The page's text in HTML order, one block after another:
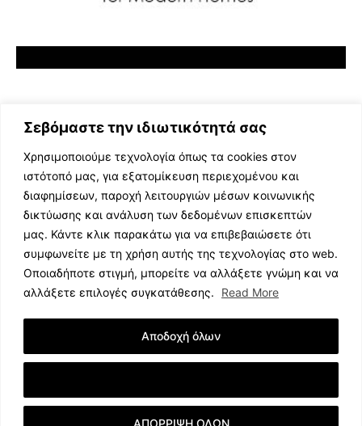
Σεβόμαστε την ιδιωτικότητά σας
Χρησιμοποιούμε τεχνολογία όπως τα cookies στον
ιστότοπό μας, για εξατομίκευση περιεχομένου και
διαφημίσεων, παροχή λειτουργιών μέσων κοινωνικής
δικτύωσης και ανάλυση των δεδομένων επισκεπτών
μας. Κάντε κλικ παρακάτω για να επιβεβαιώσετε ότι
συμφωνείτε με τη χρήση αυτής της τεχνολογίας στο web.
Οποιαδήποτε στιγμή, μπορείτε να αλλάξετε γνώμη και να
αλλάξετε επιλογές συγκατάθεσης.
Read More
ΑΠΟΡΡΙΨΗ ΟΛΩΝ
Αποδοχή όλων
ΕΛΛΗΝΙΚΗ ΜΟΥΣΙΚΗ
TV SHOWS
EVENTS
ΘΕΑΤΡΟ
ΔΙΑΓΩΝΙΣΜΟΙ
STOA CULTURA
ΣΥΝΕΝΤΕΥΞΕΙΣ
© 2023 music.net.cy, All Rights Reserved